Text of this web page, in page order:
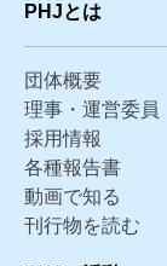
PHJとは
団体概要
理事・運営委員
採用情報
各種報告書
動画で知る
刊行物を読む